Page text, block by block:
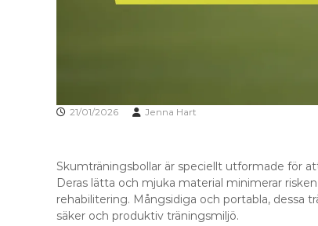
21/01/2026 Jenna Hart
Skumträningsbollar är speciellt utformade för
Deras lätta och mjuka material minimerar
rehabilitering. Mångsidiga och portabla, dessa
säker och produktiv träningsmiljö.